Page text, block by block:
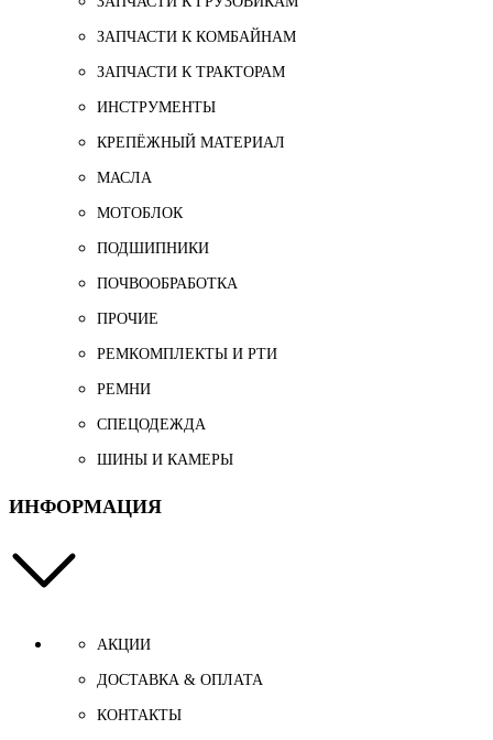
ЗАПЧАСТИ К КОМБАЙНАМ
ЗАПЧАСТИ К ТРАКТОРАМ
ИНСТРУМЕНТЫ
КРЕПЁЖНЫЙ МАТЕРИАЛ
МАСЛА
МОТОБЛОК
ПОДШИПНИКИ
ПОЧВООБРАБОТКА
ПРОЧИЕ
РЕМКОМПЛЕКТЫ И РТИ
РЕМНИ
СПЕЦОДЕЖДА
ШИНЫ И КАМЕРЫ
ИНФОРМАЦИЯ
АКЦИИ
ДОСТАВКА & ОПЛАТА
КОНТАКТЫ